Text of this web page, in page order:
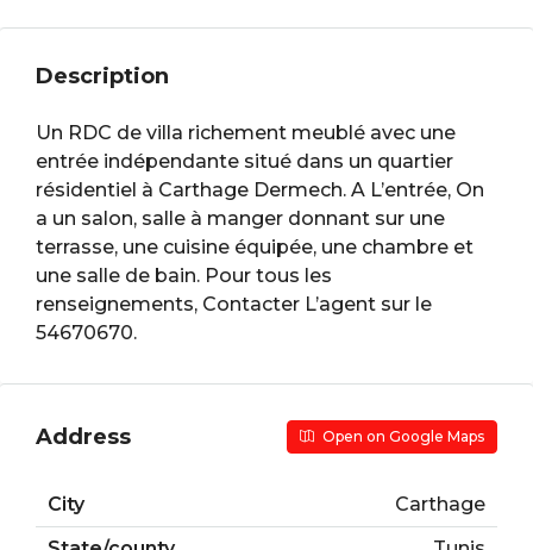
Description
Un RDC de villa richement meublé avec une
entrée indépendante situé dans un quartier
résidentiel à Carthage Dermech. A L’entrée, On
a un salon, salle à manger donnant sur une
terrasse, une cuisine équipée, une chambre et
une salle de bain. Pour tous les
renseignements, Contacter L’agent sur le
54670670.
Address Open on Google Maps
City
Carthage